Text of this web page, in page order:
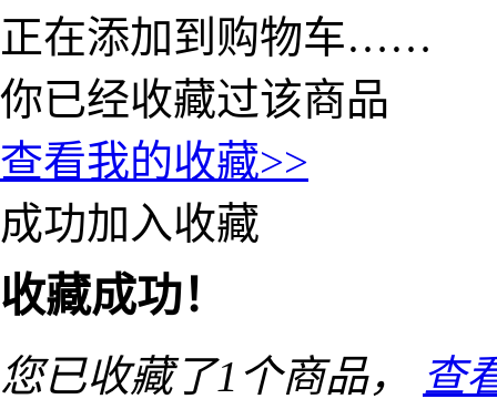
正在添加到购物车……
你已经收藏过该商品
查看我的收藏>>
成功加入收藏
收藏成功！
您已收藏了1 个商品， 查